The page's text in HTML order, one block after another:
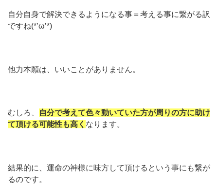
自分自身で解決できるようになる事＝考える事に繋がる訳
ですね(*’ω’*)
他力本願は、いいことがありません。
むしろ、
自分で考えて色々動いていた方が周りの方に助け
て頂ける可能性も高く なります。
結果的に、運命の神様に味方して頂けるという事にも繋が
るのです。